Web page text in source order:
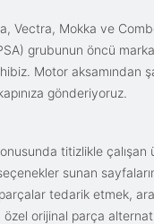
Mokka ve
grubunun öncü
Motor aksamından
gönderiyoruz.
titizlikle çalışan
sunan
tedarik etmek,
orijinal parça